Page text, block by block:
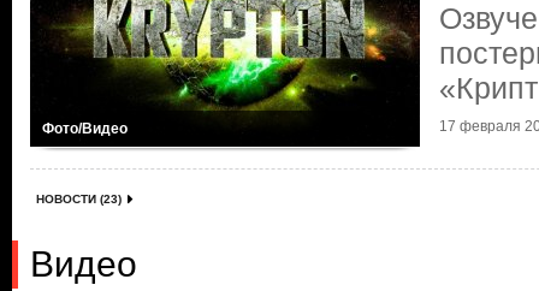
Фото/Видео 17 февраля
НОВОСТИ (23)
Видео